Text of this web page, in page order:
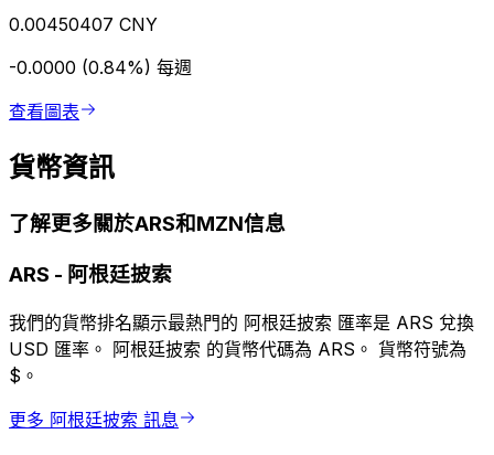
0.00450407 CNY
-0.0000 (0.84%) 每週
查看圖表
貨幣資訊
了解更多關於ARS和MZN信息
ARS - 阿根廷披索
我們的貨幣排名顯示最熱門的 阿根廷披索 匯率是 ARS 兌換
USD 匯率。 阿根廷披索 的貨幣代碼為 ARS。 貨幣符號為
$。
更多 阿根廷披索 訊息